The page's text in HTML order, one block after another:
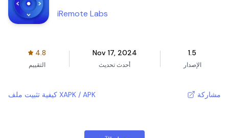
TV
iRemote Labs
4.8
التقييم
Nov 17, 2024
أحدث تحديث
1.5
الإصدار
كيفية تثبيت ملف XAPK / APK مشاركة